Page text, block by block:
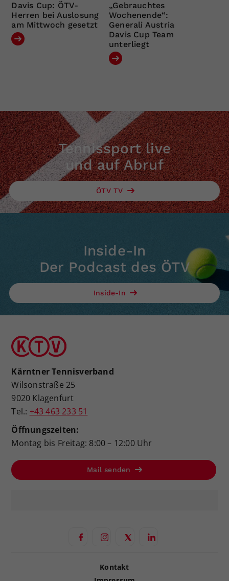
Davis Cup: ÖTV-
Herren bei Auslosung
am Mittwoch gesetzt
„Gebrauchtes
Wochenende“:
Generali Austria
Davis Cup Team
unterliegt
Tennissport live
und auf Abruf
ÖTV TV
Inside-In
Der Podcast des ÖTV
Inside-In
Kärntner Tennisverband
Wilsonstraße 25
9020 Klagenfurt
Tel.: +43 463 233 51
Öffnungszeiten:
Montag bis Freitag: 8:00 – 12:00 Uhr
Mail senden
Kontakt